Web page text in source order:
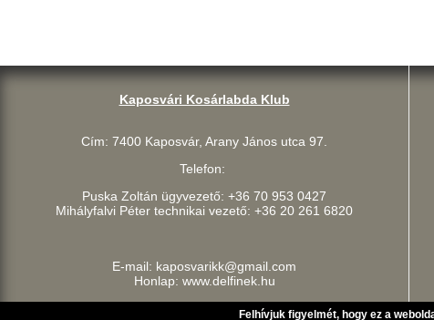
Felhívjuk figyelmét, hogy ez a
Kaposvári Kosárlabda Klub
Cím: 7400 Kaposvár, Arany János utca 97.
Telefon:
Puska Zoltán ügyvezető: +36 70 953 0427
Mihályfalvi Péter technikai vezető: +36 20 261 6820
E-mail: kaposvarikk@gmail.com
Honlap: www.delfinek.hu